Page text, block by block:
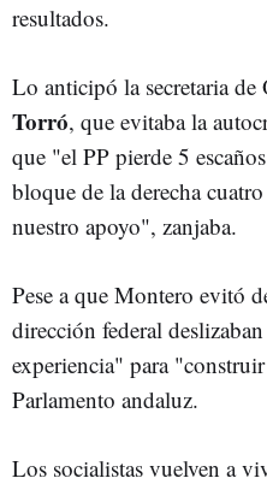
resultados.
Lo anticipó la secretaria de
Torró, que evitaba la
que "el PP pierde 5
bloque de la derecha
nuestro apoyo", zanjaba.
Pese a que Montero evitó
dirección federal
experiencia" para
Parlamento andaluz.
Los socialistas vuelven a